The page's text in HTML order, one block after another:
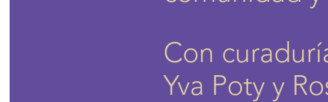
Con
Yva Poty y